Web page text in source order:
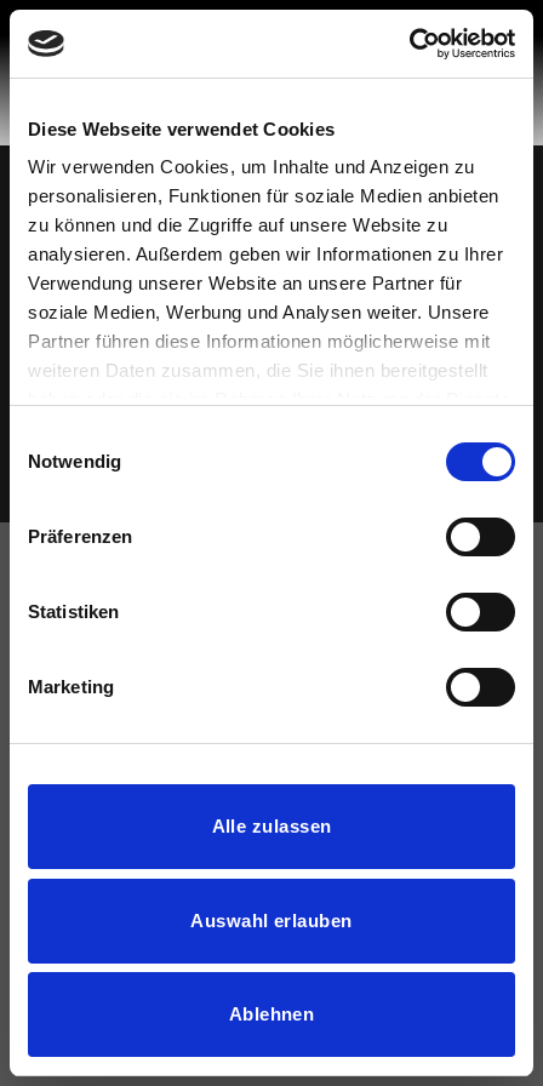
Diese Webseite verwendet Cookies
Wir verwenden Cookies, um Inhalte und Anzeigen zu
personalisieren, Funktionen für soziale Medien anbieten
zu können und die Zugriffe auf unsere Website zu
analysieren. Außerdem geben wir Informationen zu Ihrer
Verwendung unserer Website an unsere Partner für
soziale Medien, Werbung und Analysen weiter. Unsere
Partner führen diese Informationen möglicherweise mit
weiteren Daten zusammen, die Sie ihnen bereitgestellt
Notwendig
Präferenzen
Statistiken
Marketing
Details zeigen
Alle zulassen
Auswahl erlauben
Ablehnen
Skip
content
Made in Spain© 2026 Mobiliario Auxiliar de Diseño, S.L.
Datenschutzbestimmungen
Politik der Cookies
Rechtlicher Hinweis
Hotline für Beschwerden
Ethischer Kodex